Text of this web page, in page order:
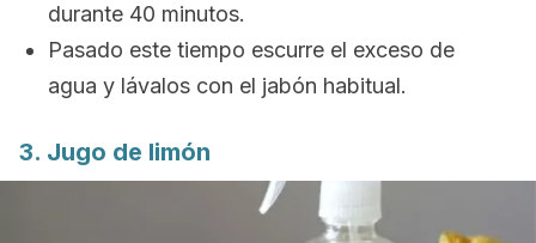
durante 40 minutos.
Pasado este tiempo escurre el exceso de
agua y lávalos con el jabón habitual.
3. Jugo de limón